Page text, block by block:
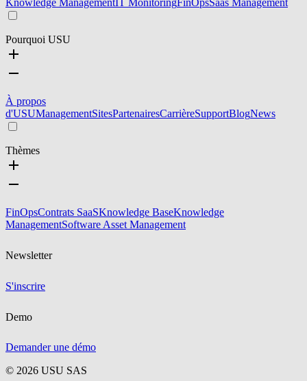
Knowledge ManagementIT MonitoringFinOpsSaas Management
Pourquoi USU
À propos
d'USUManagementSitesPartenairesCarrièreSupportBlogNews
Thèmes
FinOpsContrats SaaSKnowledge BaseKnowledge
ManagementSoftware Asset Management
Newsletter
S'inscrire
Demo
Demander une démo
© 2026 USU SAS